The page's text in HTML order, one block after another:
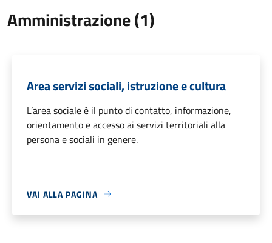
Amministrazione (1)
Area servizi sociali, istruzione e cultura
L’area sociale è il punto di contatto, informazione,
orientamento e accesso ai servizi territoriali alla
persona e sociali in genere.
VAI ALLA PAGINA